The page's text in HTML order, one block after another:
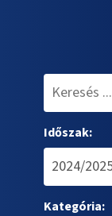
Időszak:
Kategória: